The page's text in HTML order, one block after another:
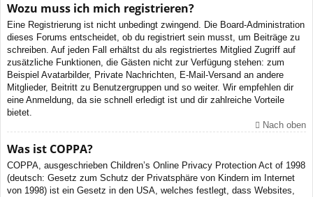
Wozu muss ich mich registrieren?
Eine Registrierung ist nicht unbedingt zwingend. Die Board-Administration
dieses Forums entscheidet, ob du registriert sein musst, um Beiträge zu
schreiben. Auf jeden Fall erhältst du als registriertes Mitglied Zugriff auf
zusätzliche Funktionen, die Gästen nicht zur Verfügung stehen: zum
Beispiel Avatarbilder, Private Nachrichten, E-Mail-Versand an andere
Mitglieder, Beitritt zu Benutzergruppen und so weiter. Wir empfehlen dir
eine Anmeldung, da sie schnell erledigt ist und dir zahlreiche Vorteile
bietet.
Nach oben
Was ist COPPA?
COPPA, ausgeschrieben Children’s Online Privacy Protection Act of 1998
(deutsch: Gesetz zum Schutz der Privatsphäre von Kindern im Internet
von 1998) ist ein Gesetz in den USA, welches festlegt, dass Websites,